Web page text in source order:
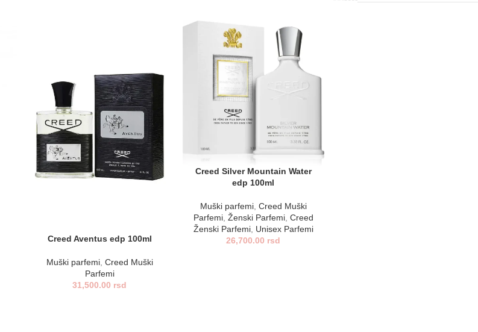
Creed Aventus edp 100ml
Muški parfemi, Creed Muški
Parfemi
31,500.00 rsd
Creed Silver Mountain Water
edp 100ml
Muški parfemi, Creed Muški
Parfemi, Ženski Parfemi, Creed
Ženski Parfemi, Unisex Parfemi
26,700.00 rsd